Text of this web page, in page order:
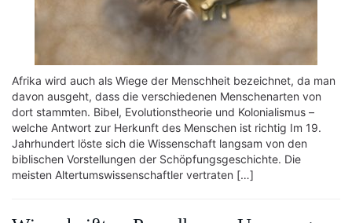
Afrika wird auch als Wiege der Menschheit bezeichnet, da man
davon ausgeht, dass die verschiedenen Menschenarten von
dort stammten. Bibel, Evolutionstheorie und Kolonialismus –
welche Antwort zur Herkunft des Menschen ist richtig Im 19.
Jahrhundert löste sich die Wissenschaft langsam von den
biblischen Vorstellungen der Schöpfungsgeschichte. Die
meisten Altertumswissenschaftler vertraten […]